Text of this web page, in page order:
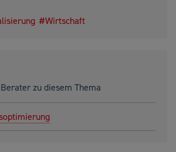
Wirtschaft
zu diesem Thema